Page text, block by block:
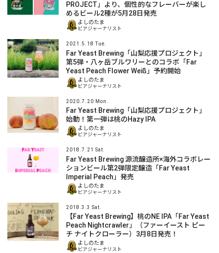
PROJECT」より、個性的なフレーバーが楽し
めるビール2種が5月28日発売
よしのたま
ビアジャーナリスト
2021.5.18 Tue.
Far Yeast Brewing「山梨応援プロジェクト」
第5弾・八ヶ岳ブルワリーとのコラボ「Far
Yeast Peach Flower Weiß」予約開始
よしのたま
ビアジャーナリスト
2020.7.20 Mon.
Far Yeast Brewing「山梨応援プロジェクト」
始動！第一弾は桃のHazy IPA
よしのたま
ビアジャーナリスト
2018.7.21 Sat.
Far Yeast Brewing 源流醸造所×海外コラボレー
ションビール第2弾限定醸造「Far Yeast
Imperial Peach」発売
よしのたま
ビアジャーナリスト
2018.3.3 Sat.
【Far Yeast Brewing】桃のNE IPA「Far Yeast
Peach Nightcrawler」（ファーイースト ピー
チ ナイトクローラー）3月8日発売！
よしのたま
ビアジャーナリスト